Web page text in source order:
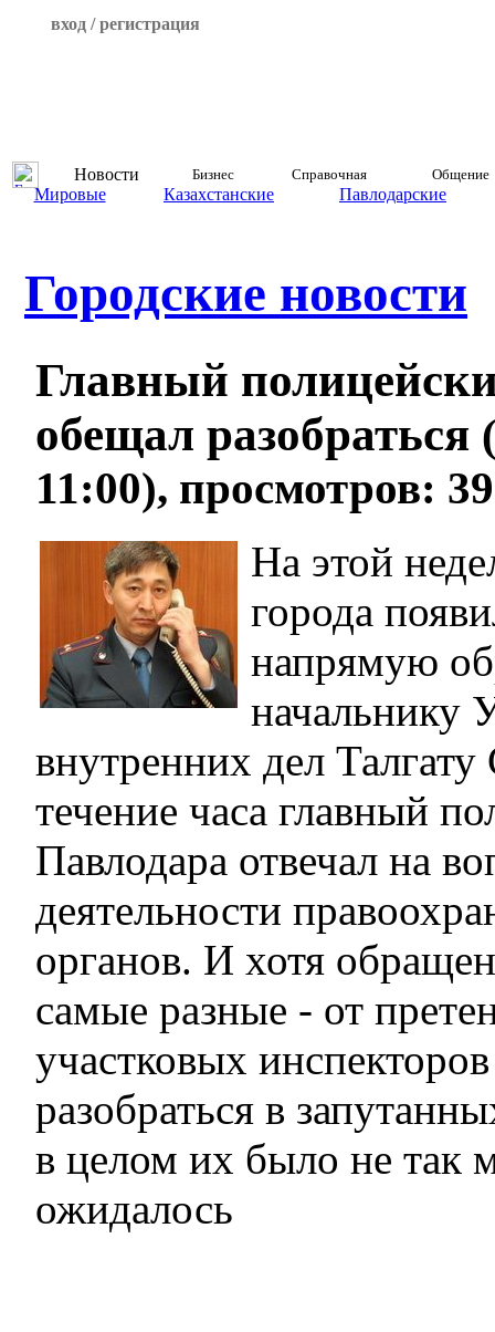
вход / регистрация
Новости Бизнес Справочная Общение
Мировые Казахстанские Павлодарские
Городские новости
Главный
обещал разобраться
11:00), просмотров:
На этой
города
напрямую
начальнику
внутренних дел
течение часа главный
Павлодара отвечал на
деятельности
органов. И хотя
самые разные - от
участковых
разобраться в
в целом их было не так
ожидалось